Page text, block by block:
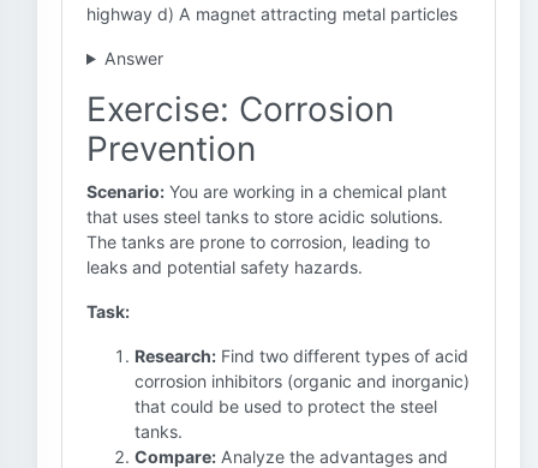
highway d) A magnet attracting metal particles
Answer
Exercise: Corrosion
Prevention
Scenario: You are working in a chemical plant
that uses steel tanks to store acidic solutions.
The tanks are prone to corrosion, leading to
leaks and potential safety hazards.
Task:
Research: Find two different types of acid
corrosion inhibitors (organic and inorganic)
that could be used to protect the steel
tanks.
Compare: Analyze the advantages and